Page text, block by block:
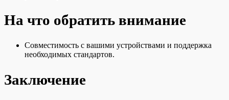
На что обратить внимание
Совместимость с вашими устройствами и поддержка
необходимых стандартов.
Заключение